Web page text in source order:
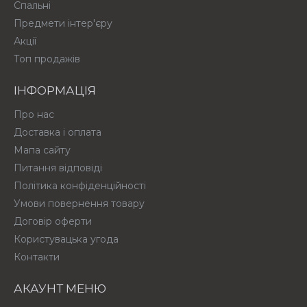
Спальні
Предмети інтер'єру
Акції
Топ продажів
ІНФОРМАЦІЯ
Про нас
Доставка і оплата
Мапа сайту
Питання відповіді
Політика конфіденційності
Умови повернення товару
Договір оферти
Користувацька угода
Контакти
АКАУНТ МЕНЮ